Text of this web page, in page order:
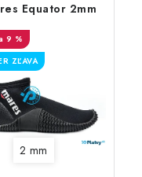
Equator 2mm
9 %
ZĽAVA
2 mm